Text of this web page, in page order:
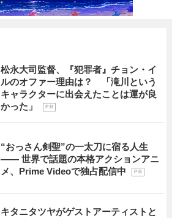
松永大司監督、『犯罪者』チョン・イ
ルのオファー理由は？ 「滝川という
キャラクターに出会えたことは運が良
かった」
P R
“おっさん剣聖”の一太刀に宿る人生
―― 世界で話題の本格アクションアニ
メ、Prime Videoで独占配信中
P R
キタニタツヤがゲストアーティストと